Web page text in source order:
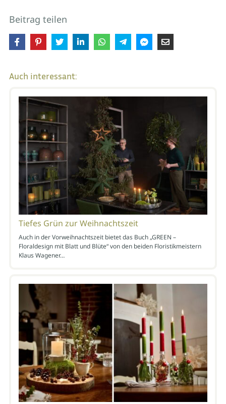
Beitrag teilen
Auch interessant:
Tiefes Grün zur Weihnachtszeit
Auch in der Vorweihnachtszeit bietet das Buch „GREEN –
Floraldesign mit Blatt und Blüte“ von den beiden Floristikmeistern
Klaus Wagener…